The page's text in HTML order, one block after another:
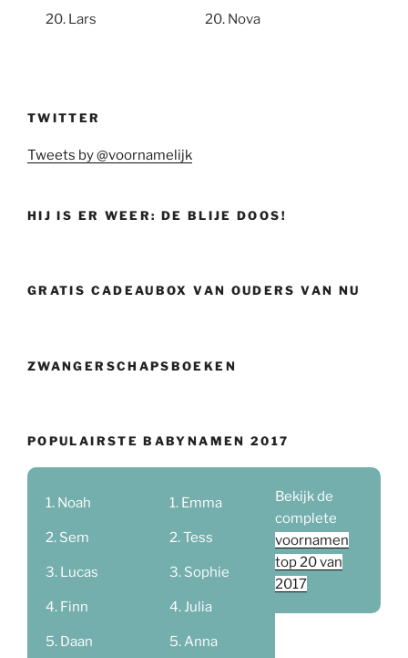
Lars Nova
TWITTER
Tweets by @voornamelijk
HIJ IS ER WEER: DE BLIJE DOOS!
GRATIS CADEAUBOX VAN OUDERS VAN NU
ZWANGERSCHAPSBOEKEN
POPULAIRSTE BABYNAMEN 2017
Noah
Sem
Lucas
Finn
Daan
Emma
Tess
Sophie
Julia
Anna
Bekijk de
complete
voornamen
top 20 van
2017